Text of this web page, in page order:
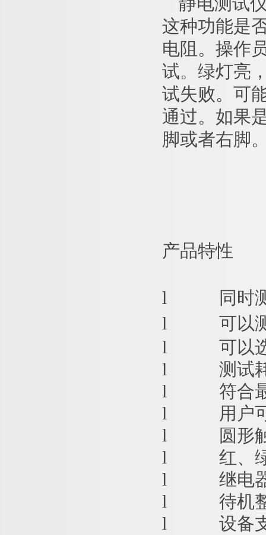
这种功能是
电阻。操作
试。绿灯亮
试失败。可
通过。如果
脚或者右脚
产品特性
l 同时
l 可以
l 可以
l 测试
l 符合
l 用户
l 圆形
l 红、
l 继电
l 待机
l 设备